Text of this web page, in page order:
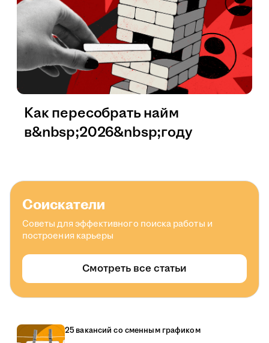
Как пересобрать найм
в&nbsp;2026&nbsp;году
Соискатели
Советы для эффективного поиска работы и
построения карьеры
Смотреть все статьи
25 вакансий со сменным графиком